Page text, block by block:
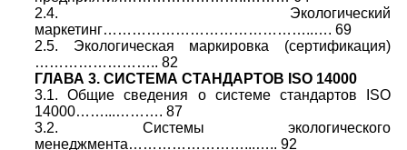
2.4. Экологический
маркетинг……………………………………..…. 69
2.5. Экологическая маркировка (сертификация)
…………………….. 82
ГЛАВА 3. СИСТЕМА СТАНДАРТОВ ISO 14000
3.1. Общие сведения о системе стандартов ISO
14000……...………. 87
3.2. Системы экологического
менеджмента……………………...….. 92